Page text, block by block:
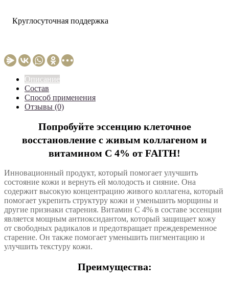
Круглосуточная поддержка
Описание
Состав
Способ применения
Отзывы (0)
Попробуйте эссенцию клеточное
восстановление с живым коллагеном и
витамином C 4% от FAITH!
Инновационный продукт, который помогает улучшить
состояние кожи и вернуть ей молодость и сияние. Она
содержит высокую концентрацию живого коллагена, который
помогает укрепить структуру кожи и уменьшить морщины и
другие признаки старения. Витамин С 4% в составе эссенции
является мощным антиоксидантом, который защищает кожу
от свободных радикалов и предотвращает преждевременное
старение. Он также помогает уменьшить пигментацию и
улучшить текстуру кожи.
Преимущества: